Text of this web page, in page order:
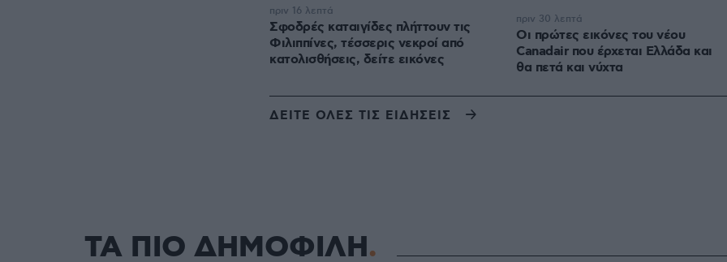
Σφοδρές καταιγίδες πλήττουν τις
Φιλιππίνες, τέσσερις νεκροί από
κατολισθήσεις, δείτε εικόνες
πριν 16 λεπτά
Οι πρώτες εικόνες του νέου
Canadair που έρχεται Ελλάδα και
θα πετά και νύχτα
πριν 30 λεπτά
ΔΕΙΤΕ ΟΛΕΣ ΤΙΣ ΕΙΔΗΣΕΙΣ
ΤΑ ΠΙΟ ΔΗΜΟΦΙΛΗ